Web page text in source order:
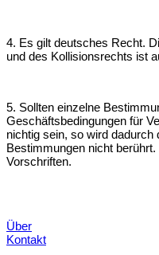
4. Es gilt deutsches Recht.
und des Kollisionsrechts ist
5. Sollten einzelne
Geschäftsbedingungen für
nichtig sein, so wird dadurch
Bestimmungen nicht
Vorschriften.
Über
Kontakt